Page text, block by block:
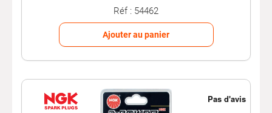
démarrages sans problème, même par temps froid. En
plus des bougies, explorez également nos autres
catégories telles que lesbougies d'allumage
Batterie
Commandez VosBougiesde
Préchauffage dès Aujourd'hui
Réf : 54462
Ajouter au panier